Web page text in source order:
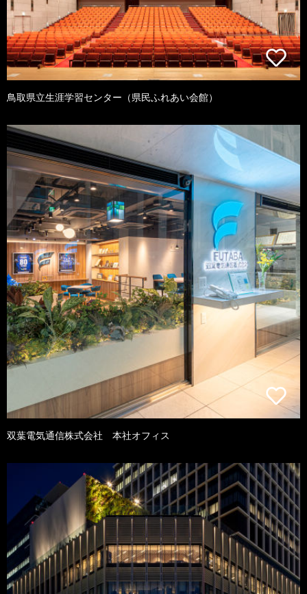
鳥取県立生涯学習センター（県民ふれあい会館）
双葉電気通信株式会社 本社オフィス